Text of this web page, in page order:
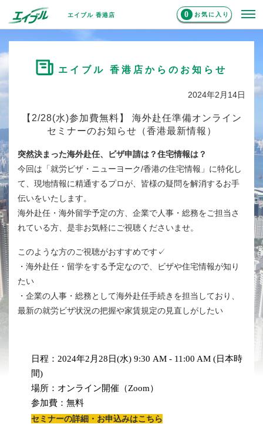
エイブル 香港店 0 お気に入り
エイブル 香港店からのお知らせ
2024年2月14日
【2/28(水)参加費無料】 海外赴任準備オンライン
セミナーのお知らせ（香港最新情報）
突然決まった海外赴任、ビザ申請は？住宅情報は？
今回は「就労ビザ・ニューヨーク/香港の住宅情報」に特化し
て、現地情報に精通するプロが、皆様の疑問を解消するお手
伝いをいたします。
海外赴任・海外留学予定の方、企業で人事・総務をご担当さ
れている方、是非お気軽にご視聴くださいませ。
このような方のご視聴がおすすめです✓
・海外赴任・留学をする予定なので、ビザや住宅情報が知り
たい
・企業の人事・総務として海外赴任手続きを担当しており、
最新の就労ビザ状況の把握や家賃規定の見直しがしたい
日程：2024年2月28日(水) 9:30 AM - 11:00 AM (日本時
間)
場所：オンライン開催（Zoom）
参加費：無料
セミナーの詳細・お申込みはこちら